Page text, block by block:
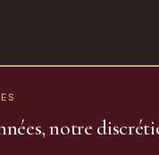
notre